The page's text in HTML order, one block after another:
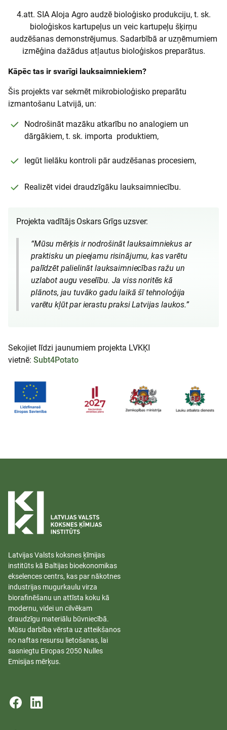
4.att. SIA Aloja Agro audzē bioloģisko produkciju, t. sk.
bioloģiskos kartupeļus un veic kartupeļu šķirņu
audzēšanas demonstrējumus. Sadarbībā ar uzņēmumiem
izmēģina dažādus atļautus bioloģiskos preparātus.
Kāpēc tas ir svarīgi lauksaimniekiem?
Šis projekts var sekmēt mikrobioloģisko preparātu
izmantošanu Latvijā, un:
Nodrošināt mazāku atkarību no analogiem un
dārgākiem, t. sk. importa produktiem,
Iegūt lielāku kontroli pār audzēšanas procesiem,
Realizēt videi draudzīgāku lauksaimniecību.
Projekta vadītājs Oskars Grīgs uzsver:
“Mūsu mērķis ir nodrošināt lauksaimniekus ar
praktisku un pieejamu risinājumu, kas varētu
palīdzēt palielināt lauksaimniecības ražu un
uzlabot augu veselību. Ja viss noritēs kā
plānots, jau tuvāko gadu laikā šī tehnoloģija
varētu kļūt par ierastu praksi Latvijas laukos.”
Sekojiet līdzi jaunumiem projekta LVKĶI
vietnē: Subt4Potato
Latvijas Valsts koksnes ķīmijas
institūts kā Baltijas bioekonomikas
ekselences centrs, kas par nākotnes
industrijas mugurkaulu virza
biorafinēšanu un attīsta koku kā
modernu, videi un cilvēkam
draudzīgu materiālu būvniecībā.
Mūsu darbība vērsta uz atteikšanos
no naftas resursu lietošanas, lai
sasniegtu Eiropas 2050 Nulles
Emisijas mērķus.